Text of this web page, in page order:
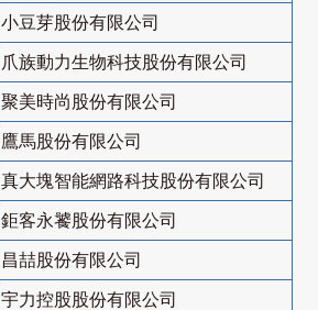
小豆芽股份有限公司
爪族動力生物科技股份有限公司
聚美時尚股份有限公司
鷹馬股份有限公司
真大塊智能網路科技股份有限公司
鉅客永饕股份有限公司
昌喆股份有限公司
宇力控股股份有限公司